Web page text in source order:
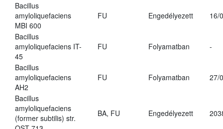
Bacillus
amyloliquefaciens
MBI 600
FU Engedélyezett 16/
Bacillus
amyloliquefaciens IT-
45
FU Folyamatban -
Bacillus
amyloliquefaciens
AH2
FU Folyamatban 27/
Bacillus
amyloliquefaciens
(former subtilis) str.
BA, FU Engedélyezett